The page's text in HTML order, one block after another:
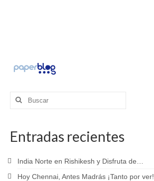
Buscar
Entradas recientes
India Norte en Rishikesh y Disfruta de…
Hoy Chennai, Antes Madrás ¡Tanto por ver!